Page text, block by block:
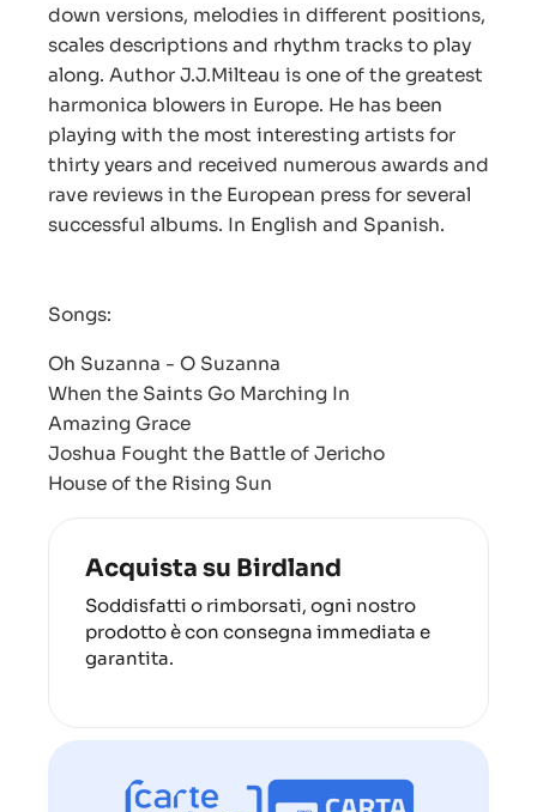
down versions, melodies in different positions,
scales descriptions and rhythm tracks to play
along. Author J.J.Milteau is one of the greatest
harmonica blowers in Europe. He has been
playing with the most interesting artists for
thirty years and received numerous awards and
rave reviews in the European press for several
successful albums. In English and Spanish.
Songs:
Oh Suzanna - O Suzanna
When the Saints Go Marching In
Amazing Grace
Joshua Fought the Battle of Jericho
House of the Rising Sun
Acquista su Birdland
Soddisfatti o rimborsati, ogni nostro
prodotto è con consegna immediata e
garantita.